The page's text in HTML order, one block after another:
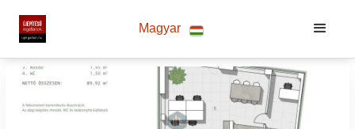
Magyar